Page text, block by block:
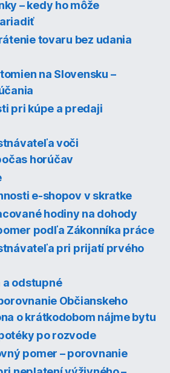
– kedy ho môže
tovaru bez udania
na Slovensku –
pri kúpe a predaji
voči
horúčav
e-shopov v skratke
hodiny na dohody
podľa Zákonníka práce
pri prijatí prvého
odstupné
Občianskeho
o krátkodobom nájme bytu
po rozvode
pomer – porovnanie